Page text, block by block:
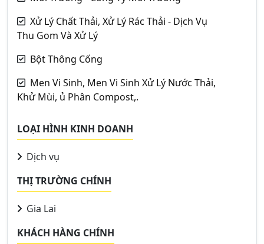
Xử Lý Chất Thải, Xử Lý Rác Thải - Dịch Vụ
Thu Gom Và Xử Lý
Bột Thông Cống
Men Vi Sinh, Men Vi Sinh Xử Lý Nước Thải,
Khử Mùi, ủ Phân Compost,.
LOẠI HÌNH KINH DOANH
Dịch vụ
THỊ TRƯỜNG CHÍNH
Gia Lai
KHÁCH HÀNG CHÍNH